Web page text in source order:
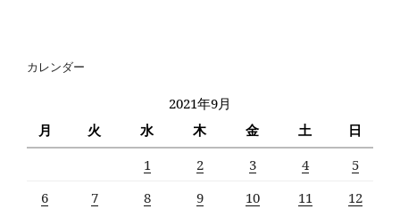
カレンダー
2021年9月
月
火 水 木 金 土 日
1 2 3 4
5
6
7 8 9 10 11
12